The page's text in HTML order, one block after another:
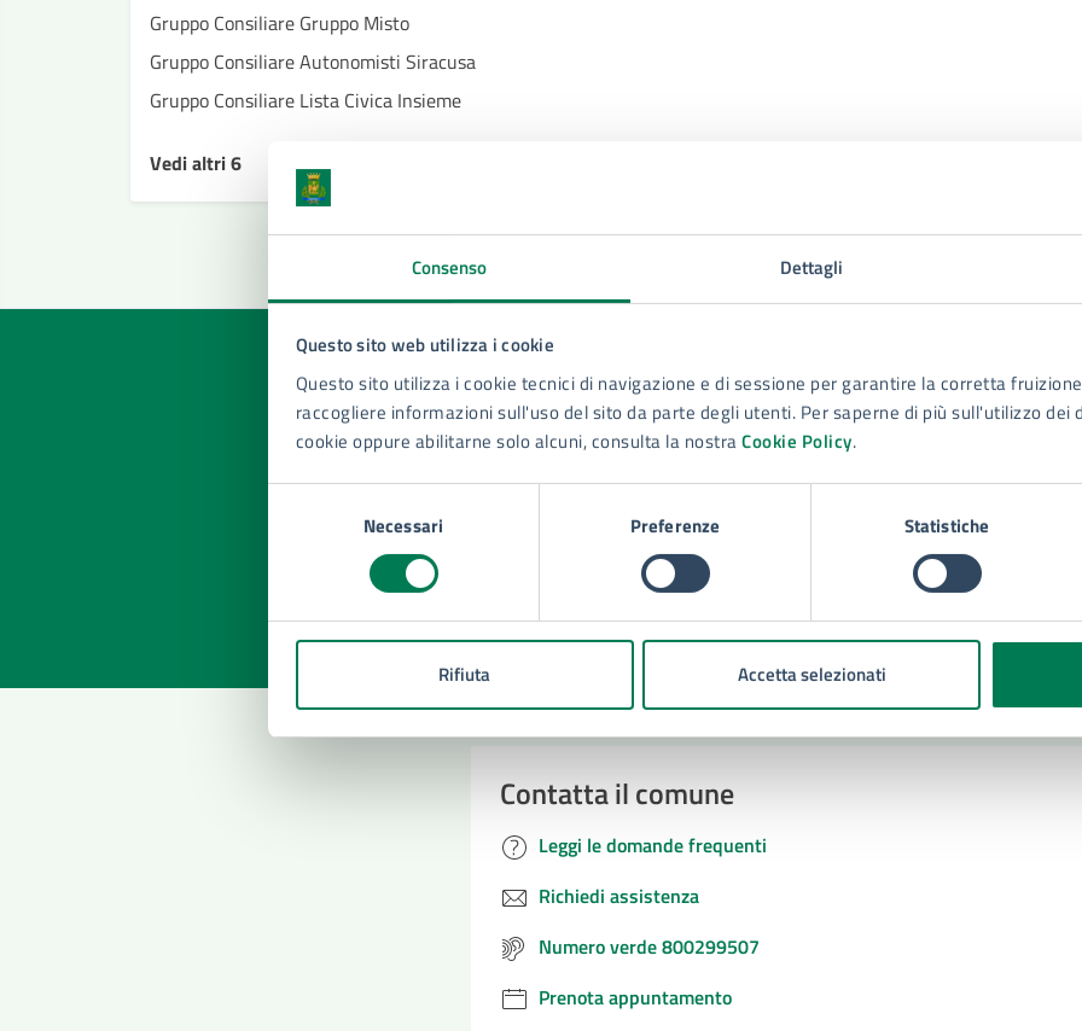
Consenso Dettagli
Questo sito web utilizza i cookie
Questo sito utilizza i cookie tecnici di navigazione e di sessione per garantire la corretta
raccogliere informazioni sull'uso del sito da parte degli utenti. Per saperne di più sull'utilizzo dei
cookie oppure abilitarne solo alcuni, consulta la nostraCookie Policy.
Necessari Preferenze Statistiche
Rifiuta Accetta selezionati
Gruppo Consiliare Gruppo Misto
Gruppo Consiliare Autonomisti Siracusa
Gruppo Consiliare Lista Civica Insieme
Vedi altri 6
Quanto sono chiare le informazioni su questa
pagina?
Valuta la chiarezza delle informazioni (da 1 a 5 stelle)
Seleziona il numero di stelle per valutare la chiarezza delle
Valuta 5 stelle su 5
Valuta 4 stelle su 5
Valuta 3 stelle su 5
Valuta 2 stelle su 5
Valuta 1 stelle su 5
Contatta il comune
Leggi le domande frequenti
Richiedi assistenza
Numero verde 800299507
Prenota appuntamento